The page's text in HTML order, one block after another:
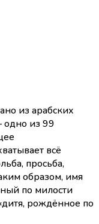
из арабских
одно из 99
всё
просьба,
образом, имя
по милости
рождённое по